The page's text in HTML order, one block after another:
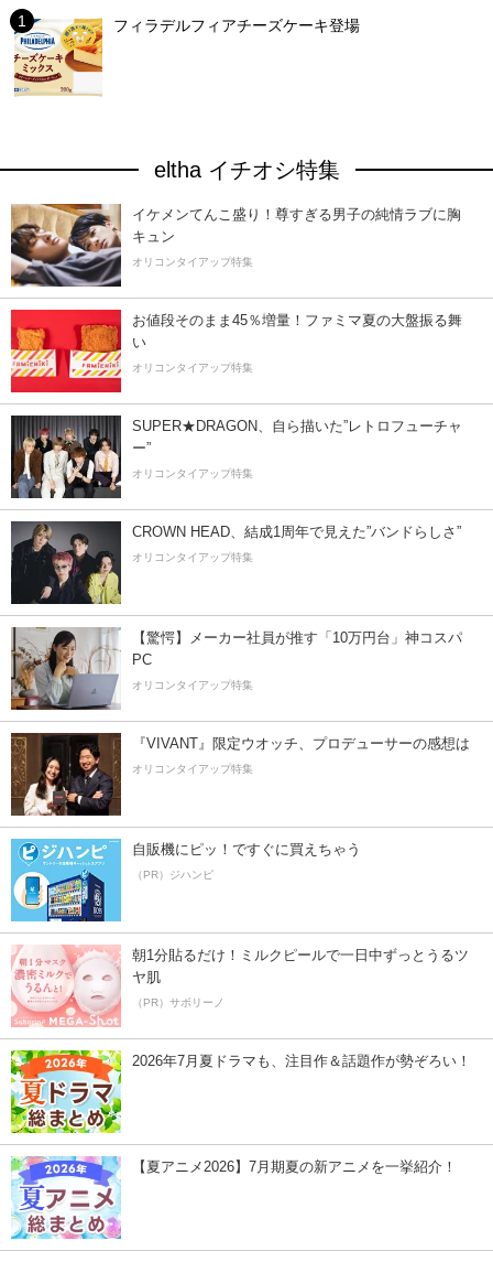
フィラデルフィアチーズケーキ登場
eltha イチオシ特集
イケメンてんこ盛り！尊すぎる男子の純情ラブに胸
キュン
オリコンタイアップ特集
お値段そのまま45％増量！ファミマ夏の大盤振る舞
い
オリコンタイアップ特集
SUPER★DRAGON、自ら描いた”レトロフューチャ
ー”
オリコンタイアップ特集
CROWN HEAD、結成1周年で見えた”バンドらしさ”
オリコンタイアップ特集
【驚愕】メーカー社員が推す「10万円台」神コスパ
PC
オリコンタイアップ特集
『VIVANT』限定ウオッチ、プロデューサーの感想は
オリコンタイアップ特集
自販機にピッ！ですぐに買えちゃう
（PR）ジハンピ
朝1分貼るだけ！ミルクピールで一日中ずっとうるツ
ヤ肌
（PR）サボリーノ
2026年7月夏ドラマも、注目作＆話題作が勢ぞろい！
【夏アニメ2026】7月期夏の新アニメを一挙紹介！